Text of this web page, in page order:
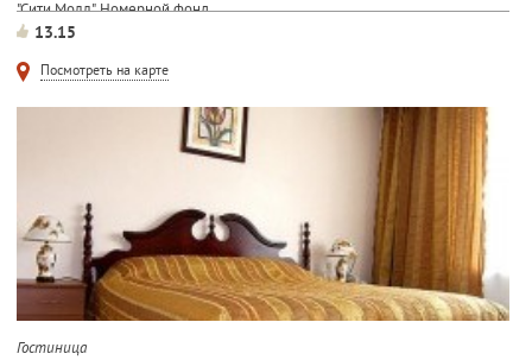
"Сити Молл". Номерной фонд...
13.15
Посмотреть на карте
Гостиница